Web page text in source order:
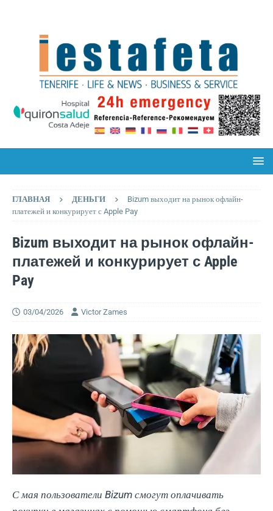
ГЛАВНАЯ ДЕНЬГИ
Bizum выходит на рынок офлайн-
платежей и конкурирует с Apple Pay
Bizum выходит на рынок офлайн-
платежей и конкурирует с Apple
Pay
03/04/2026 Victor Zames
С мая пользователи Bizum смогут оплачивать